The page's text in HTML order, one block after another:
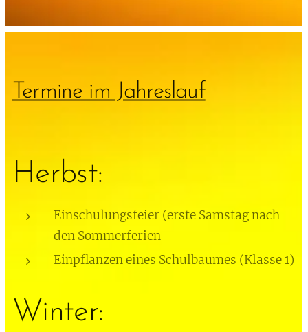
Termine im Jahreslauf
Herbst:
Einschulungsfeier (erste Samstag nach
den Sommerferien
Einpflanzen eines Schulbaumes (Klasse 1)
Winter: